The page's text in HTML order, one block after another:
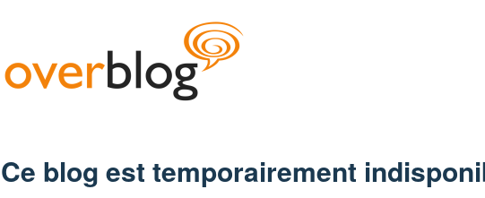
Ce blog est temporairement